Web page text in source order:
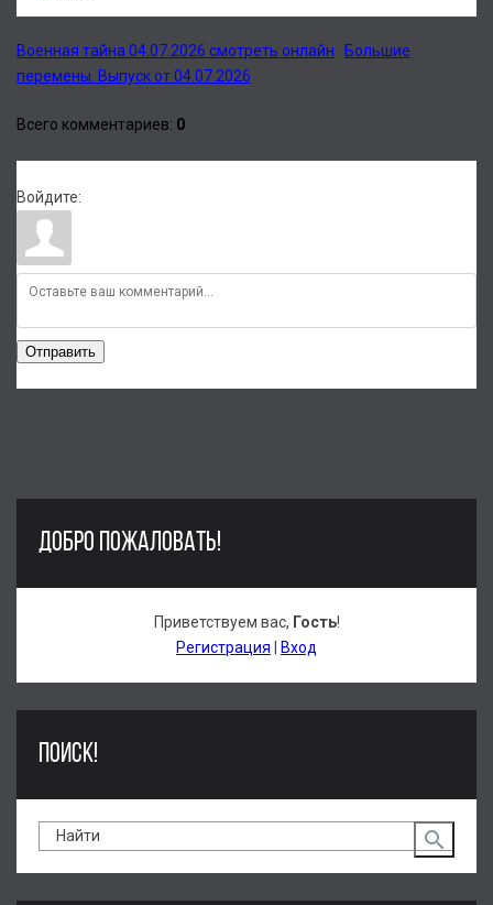
Военная тайна 04.07.2026 смотреть онлайн
Большие
перемены. Выпуск от 04.07.2026
Всего комментариев: 0
Войдите:
Отправить
ДОБРО ПОЖАЛОВАТЬ!
Приветствуем вас, Гость!
Регистрация
Вход
ПОИСК!